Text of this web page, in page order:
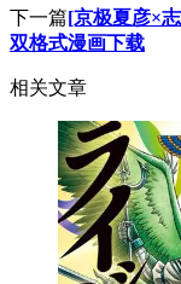
下一篇[京极夏彦×
双格式漫画下载
相关文章